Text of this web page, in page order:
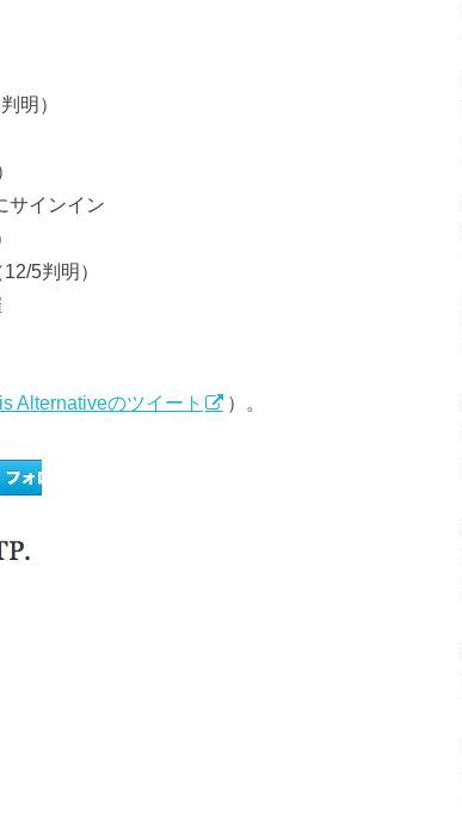
明）
インイン
5判明）
Alternativeのツイート ）。